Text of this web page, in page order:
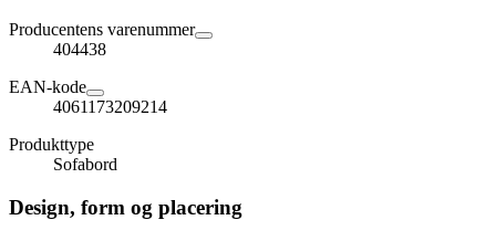
Producentens varenummer
404438
EAN-kode
4061173209214
Produkttype
Sofabord
Design, form og placering